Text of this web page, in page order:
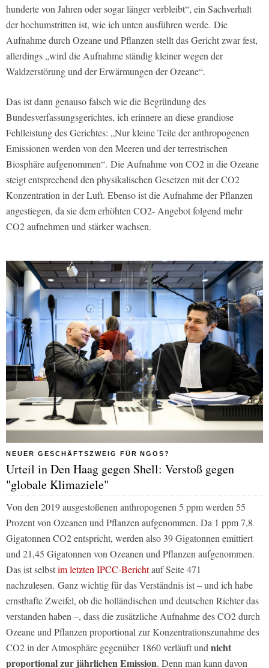
hunderte von Jahren oder sogar länger verbleibt“, ein Sachverhalt
der hochumstritten ist, wie ich unten ausführen werde. Die
Aufnahme durch Ozeane und Pflanzen stellt das Gericht zwar fest,
allerdings „wird die Aufnahme ständig kleiner wegen der
Waldzerstörung und der Erwärmungen der Ozeane“.
Das ist dann genauso falsch wie die Begründung des
Bundesverfassungsgerichtes, ich erinnere an diese grandiose
Fehlleistung des Gerichtes: „Nur kleine Teile der anthropogenen
Emissionen werden von den Meeren und der terrestrischen
Biosphäre aufgenommen“. Die Aufnahme von CO2 in die Ozeane
steigt entsprechend den physikalischen Gesetzen mit der CO2
Konzentration in der Luft. Ebenso ist die Aufnahme der Pflanzen
angestiegen, da sie dem erhöhten CO2- Angebot folgend mehr
CO2 aufnehmen und stärker wachsen.
NEUER GESCHÄFTSZWEIG FÜR NGOS?
Urteil in Den Haag gegen Shell: Verstoß gegen
"globale Klimaziele"
Von den 2019 ausgestoßenen anthropogenen 5 ppm werden 55
Prozent von Ozeanen und Pflanzen aufgenommen. Da 1 ppm 7,8
Gigatonnen CO2 entspricht, werden also 39 Gigatonnen emittiert
und 21,45 Gigatonnen von Ozeanen und Pflanzen aufgenommen.
Das ist selbstim letzten IPCC-Berichtauf Seite 471
nachzulesen. Ganz wichtig für das Verständnis ist – und ich habe
ernsthafte Zweifel, ob die holländischen und deutschen Richter das
verstanden haben –, dass die zusätzliche Aufnahme des CO2 durch
Ozeane und Pflanzen proportional zur Konzentrationszunahme des
CO2 in der Atmosphäre gegenüber 1860 verläuft und nicht
proportional zur jährlichen Emission. Denn man kann davon